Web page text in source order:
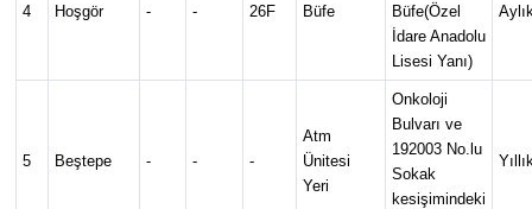
4 Hoşgör - - 26F Büfe
Büfe(Özel
İdare Anadolu
Lisesi Yanı)
5 Beştepe - - -
Atm
Ünitesi
Yeri
Onkoloji
Bulvarı ve
192003 No.lu
Sokak
kesişimindeki